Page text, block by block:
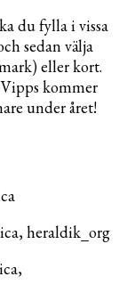
du fylla i vissa
sedan välja
eller kort.
kommer
under året!
heraldik_org